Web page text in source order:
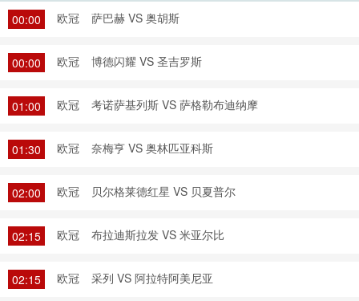
00:00
欧冠 萨巴赫 VS 奥胡斯
00:00 欧冠 博德闪耀 VS 圣吉罗斯
01:00 欧冠 考诺萨基列斯 VS 萨格勒布迪纳摩
01:30 欧冠 奈梅亨 VS 奥林匹亚科斯
02:00 欧冠 贝尔格莱德红星 VS 贝夏普尔
02:15 欧冠 布拉迪斯拉发 VS 米亚尔比
02:15 欧冠 采列 VS 阿拉特阿美尼亚